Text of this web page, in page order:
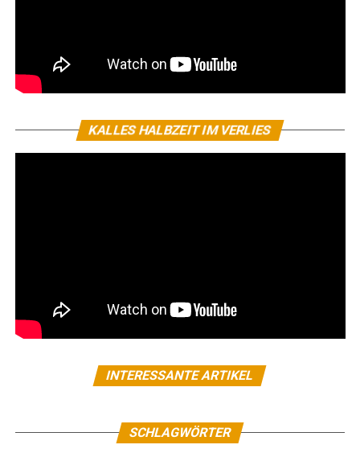
KALLES HALBZEIT IM VERLIES
INTERESSANTE ARTIKEL
SCHLAGWÖRTER